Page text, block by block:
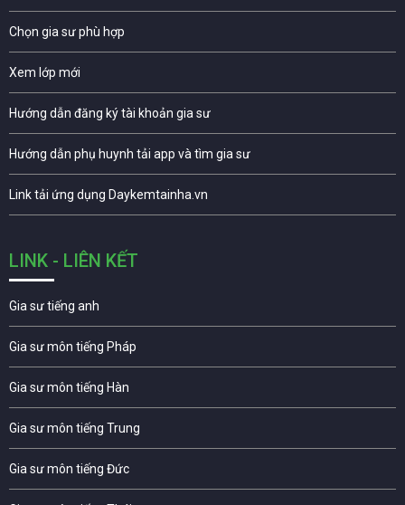
Chọn gia sư phù hợp
Xem lớp mới
Hướng dẫn đăng ký tài khoản gia sư
Hướng dẫn phụ huynh tải app và tìm gia sư
Link tải ứng dụng Daykemtainha.vn
LINK - LIÊN KẾT
Gia sư tiếng anh
Gia sư môn tiếng Pháp
Gia sư môn tiếng Hàn
Gia sư môn tiếng Trung
Gia sư môn tiếng Đức